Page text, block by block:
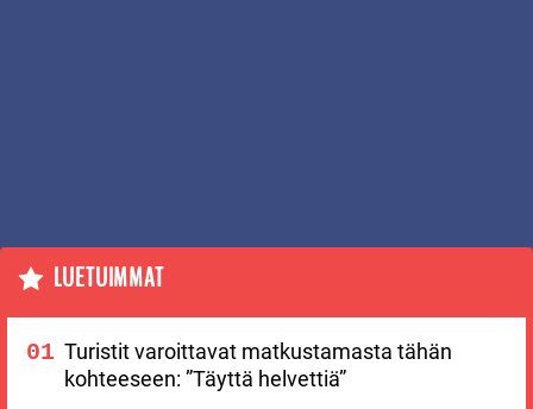
LUETUIMMAT
Turistit varoittavat matkustamasta tähän
kohteeseen: ”Täyttä helvettiä”